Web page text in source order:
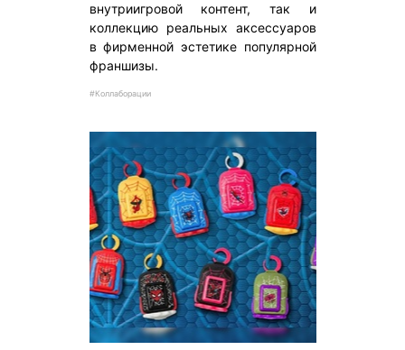
внутриигровой контент, так и
коллекцию реальных аксессуаров
в фирменной эстетике популярной
франшизы.
#Коллаборации